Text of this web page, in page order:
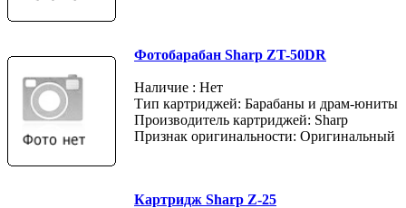
Фотобарабан Sharp ZT-50DR
Наличие : Нет
Тип картриджей: Барабаны и драм-юниты
Производитель картриджей: Sharp
Признак оригинальности: Оригинальный
Картридж Sharp Z-25